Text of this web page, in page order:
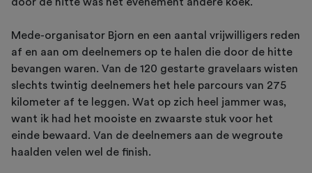
Mede-organisator Bjorn en een aantal vrijwilligers reden
af en aan om deelnemers op te halen die door de hitte
bevangen waren. Van de 120 gestarte gravelaars wisten
slechts twintig deelnemers het hele parcours van 275
kilometer af te leggen. Wat op zich heel jammer was,
want ik had het mooiste en zwaarste stuk voor het
einde bewaard. Van de deelnemers aan de wegroute
haalden velen wel de finish.